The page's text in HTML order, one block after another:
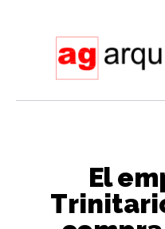
El